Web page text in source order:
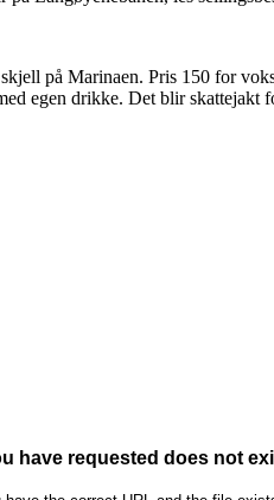
på Marinaen. Pris 150 for
egen drikke. Det blir skattejakt